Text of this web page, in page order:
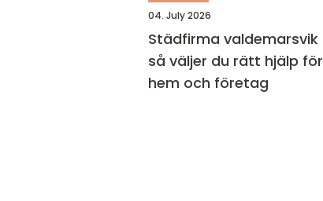
04. July 2026
Städfirma valdemarsvik
så väljer du rätt hjälp för
hem och företag